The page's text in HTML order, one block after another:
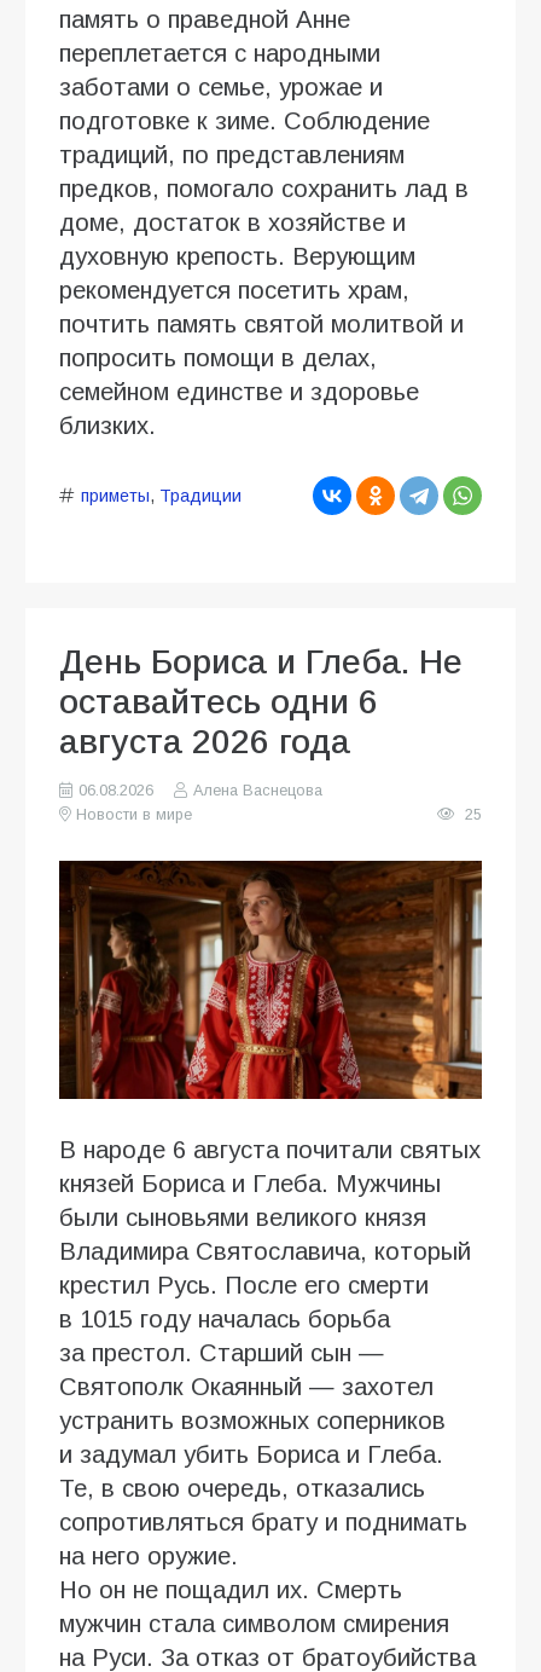
память о праведной Анне
переплетается с народными
заботами о семье, урожае и
подготовке к зиме. Соблюдение
традиций, по представлениям
предков, помогало сохранить лад в
доме, достаток в хозяйстве и
духовную крепость. Верующим
рекомендуется посетить храм,
почтить память святой молитвой и
попросить помощи в делах,
семейном единстве и здоровье
близких.
приметы, Традиции
День Бориса и Глеба. Не
оставайтесь одни 6
августа 2026 года
06.08.2026
Алена Васнецова
Новости в мире
25
В народе 6 августа почитали святых
князей Бориса и Глеба. Мужчины
были сыновьями великого князя
Владимира Святославича, который
крестил Русь. После его смерти
в 1015 году началась борьба
за престол. Старший сын —
Святополк Окаянный — захотел
устранить возможных соперников
и задумал убить Бориса и Глеба.
Те, в свою очередь, отказались
сопротивляться брату и поднимать
на него оружие.
Но он не пощадил их. Смерть
мужчин стала символом смирения
на Руси. За отказ от братоубийства